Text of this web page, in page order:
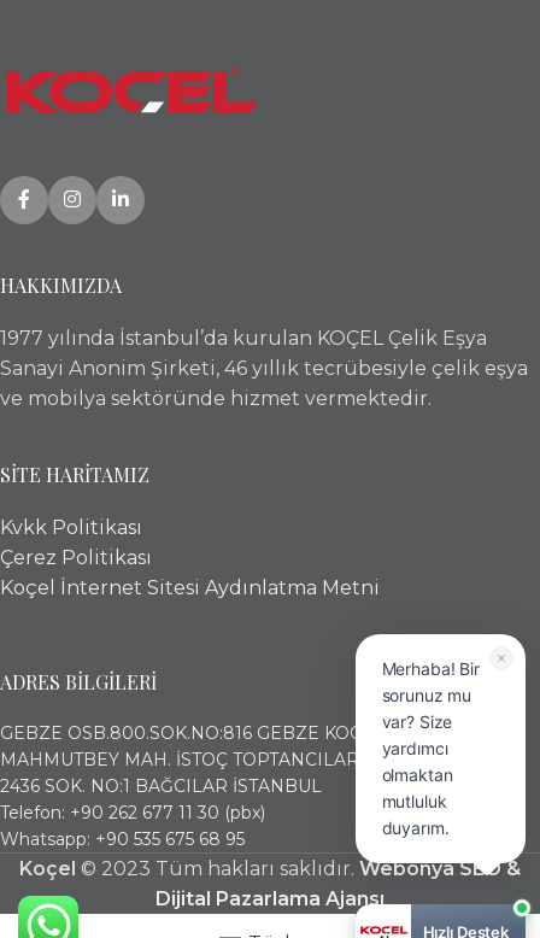
HAKKIMIZDA
1977 yılında İstanbul’da kurulan KOÇEL Çelik Eşya
Sanayi Anonim Şirketi, 46 yıllık tecrübesiyle çelik eşya
ve mobilya sektöründe hizmet vermektedir.
SİTE HARİTAMIZ
Kvkk Politikası
Çerez Politikası
Koçel İnternet Sitesi Aydınlatma Metni
ADRES BİLGİLERİ
GEBZE OSB.800.SOK.NO:816 GEBZE KOCAELİ
MAHMUTBEY MAH. İSTOÇ TOPTANCILAR ÇARŞISI (17. ADA)
2436 SOK. NO:1 BAĞCILAR İSTANBUL
Telefon: +90 262 677 11 30 (pbx)
Whatsapp: +90 535 675 68 95
Koçel © 2023 Tüm hakları saklıdır. Webonya SEO &
Dijital Pazarlama Ajansı
Merhaba! Bir
sorunuz mu
var? Size
yardımcı
olmaktan
mutluluk
duyarım.
Hızlı Destek